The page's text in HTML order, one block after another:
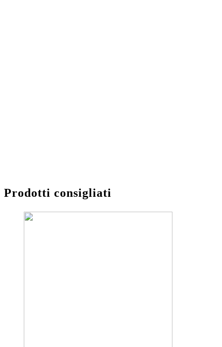
Prodotti consigliati